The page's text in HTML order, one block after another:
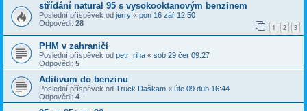
střídání natural 95 s vysokooktanovým benzinem
Poslední příspěvek od jerry « pon 16 zář 12:50
Odpovědi: 28 1 2 3
PHM v zahraničí
Poslední příspěvek od petr_riha « sob 29 čer 09:27
Odpovědi: 5
Aditivum do benzinu
Poslední příspěvek od Truck Daškam « úte 09 dub 16:44
Odpovědi: 4